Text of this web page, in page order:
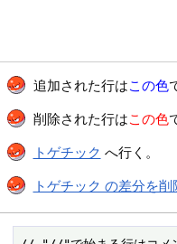
追加された行はこの色
削除された行はこの色
トゲチック へ行く。
トゲチック の差分を削